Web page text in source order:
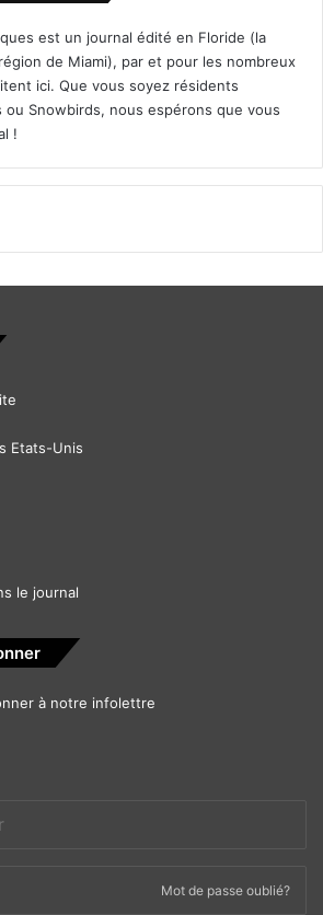
est un journal édité en Floride (la
de Miami), par et pour les nombreux
ici. Que vous soyez résidents
Snowbirds, nous espérons que vous
!
Etats-Unis
le journal
à notre infolettre
Mot de passe oublié?